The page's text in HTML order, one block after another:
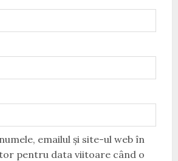
emailul și site-ul web în
pentru data viitoare când o